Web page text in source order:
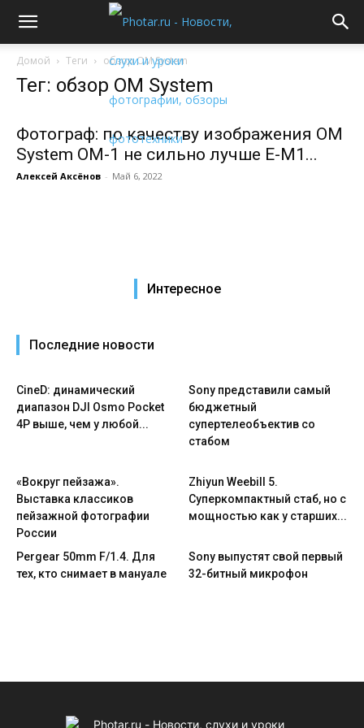
Домой Теги обзор OM System
Тег: обзор OM System
Фотограф: по качеству изображения OM
System OM-1 не сильно лучше E-M1...
Алексей Аксёнов - Май 6, 2022
Интересное
Последние новости
CineD: динамический
диапазон DJI Osmo Pocket
4P выше, чем у любой...
Sony представили самый
бюджетный
супертелеобъектив со
стабом
«Вокруг пейзажа».
Выставка классиков
пейзажной фотографии
России
Zhiyun Weebill 5.
Cуперкомпактный стаб, но с
мощностью как у старших...
Pergear 50mm F/1.4. Для
тех, кто снимает в мануале
Sony выпустят свой первый
32-битный микрофон